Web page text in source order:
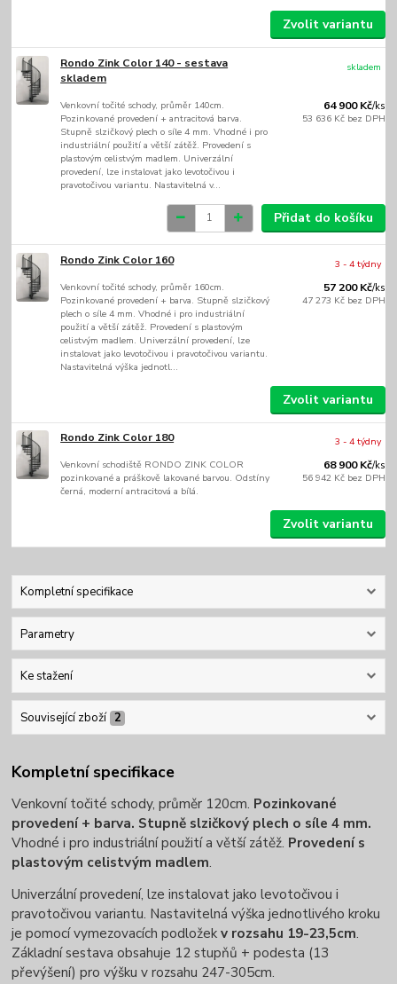
Zvolit variantu
Rondo Zink Color 140 - sestava
skladem
Venkovní točité schody, průměr 140cm.
Pozinkované provedení + antracitová barva.
Stupně slzičkový plech o síle 4 mm. Vhodné i pro
industriální použití a větší zátěž. Provedení s
plastovým celistvým madlem. Univerzální
provedení, lze instalovat jako levotočivou i
pravotočivou variantu. Nastavitelná v...
64 900 Kč/ks
53 636 Kč bez DPH
skladem
Přidat do košíku
Rondo Zink Color 160
Venkovní točité schody, průměr 160cm.
Pozinkované provedení + barva. Stupně slzičkový
plech o síle 4 mm. Vhodné i pro industriální
použití a větší zátěž. Provedení s plastovým
celistvým madlem. Univerzální provedení, lze
instalovat jako levotočivou i pravotočivou variantu.
Nastavitelná výška jednotl...
57 200 Kč/ks
47 273 Kč bez DPH
3 - 4 týdny
Zvolit variantu
Rondo Zink Color 180
Venkovní schodiště RONDO ZINK COLOR
pozinkované a práškově lakované barvou. Odstíny
černá, moderní antracitová a bílá.
68 900 Kč/ks
56 942 Kč bez DPH
3 - 4 týdny
Zvolit variantu
Kompletní specifikace
Parametry
Ke stažení
Související zboží 2
Kompletní specifikace
Venkovní točité schody, průměr 120cm. Pozinkované
provedení + barva. Stupně slzičkový plech o síle 4 mm.
Vhodné i pro industriální použití a větší zátěž. Provedení s
plastovým celistvým madlem.
Univerzální provedení, lze instalovat jako levotočivou i
pravotočivou variantu. Nastavitelná výška jednotlivého kroku
je pomocí vymezovacích podložekv rozsahu 19-23,5cm.
Základní sestava obsahuje 12 stupňů + podesta (13
převýšení) pro výšku v rozsahu 247-305cm.